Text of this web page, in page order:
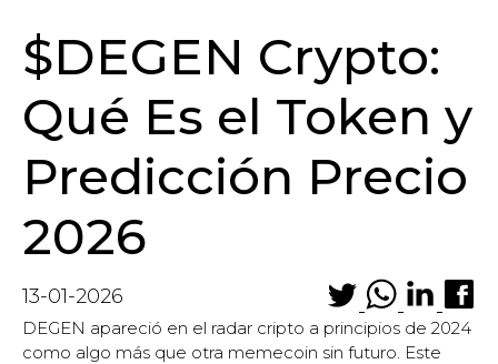
$DEGEN Crypto:
Qué Es el Token y
Predicción Precio
2026
13-01-2026
DEGEN apareció en el radar cripto a principios de 2024
como algo más que otra memecoin sin futuro. Este